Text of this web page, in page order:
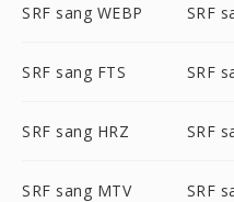
SRF sang WEBP SRF
SRF sang FTS SRF
SRF sang HRZ SRF
SRF sang MTV SRF